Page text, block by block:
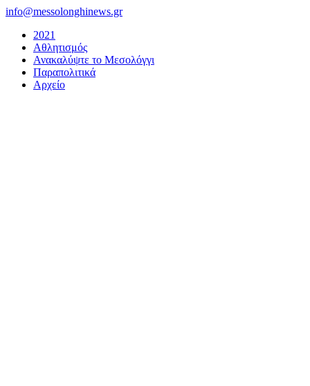
Μετάβαση
περιεχόμενο
info@messolonghinews.gr
2021
Αθλητισμός
Ανακαλύψτε το Μεσολόγγι
Παραπολιτικά
Αρχείο